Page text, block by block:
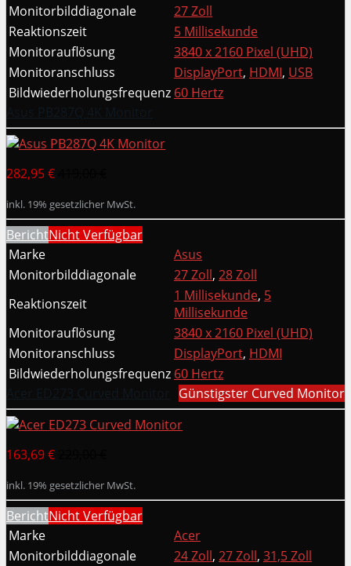
Monitorbilddiagonale
27 Zoll
Reaktionszeit
5 Millisekunde
Monitorauflösung
3840 x 2160 Pixel (UHD)
Monitoranschluss
DisplayPort, HDMI, USB
Bildwiederholungsfrequenz 60 Hertz
282,95 €
inkl. 19% gesetzlicher MwSt.
BerichtNicht Verfügbar
Marke
Asus
Monitorbilddiagonale
27 Zoll, 28 Zoll
Reaktionszeit
1 Millisekunde, 5
Millisekunde
Monitorauflösung
3840 x 2160 Pixel (UHD)
Monitoranschluss
DisplayPort, HDMI
Bildwiederholungsfrequenz 60 Hertz
Günstigster Curved Monitor
163,69 €
inkl. 19% gesetzlicher MwSt.
BerichtNicht Verfügbar
Marke
Acer
Monitorbilddiagonale
24 Zoll, 27 Zoll, 31,5 Zoll